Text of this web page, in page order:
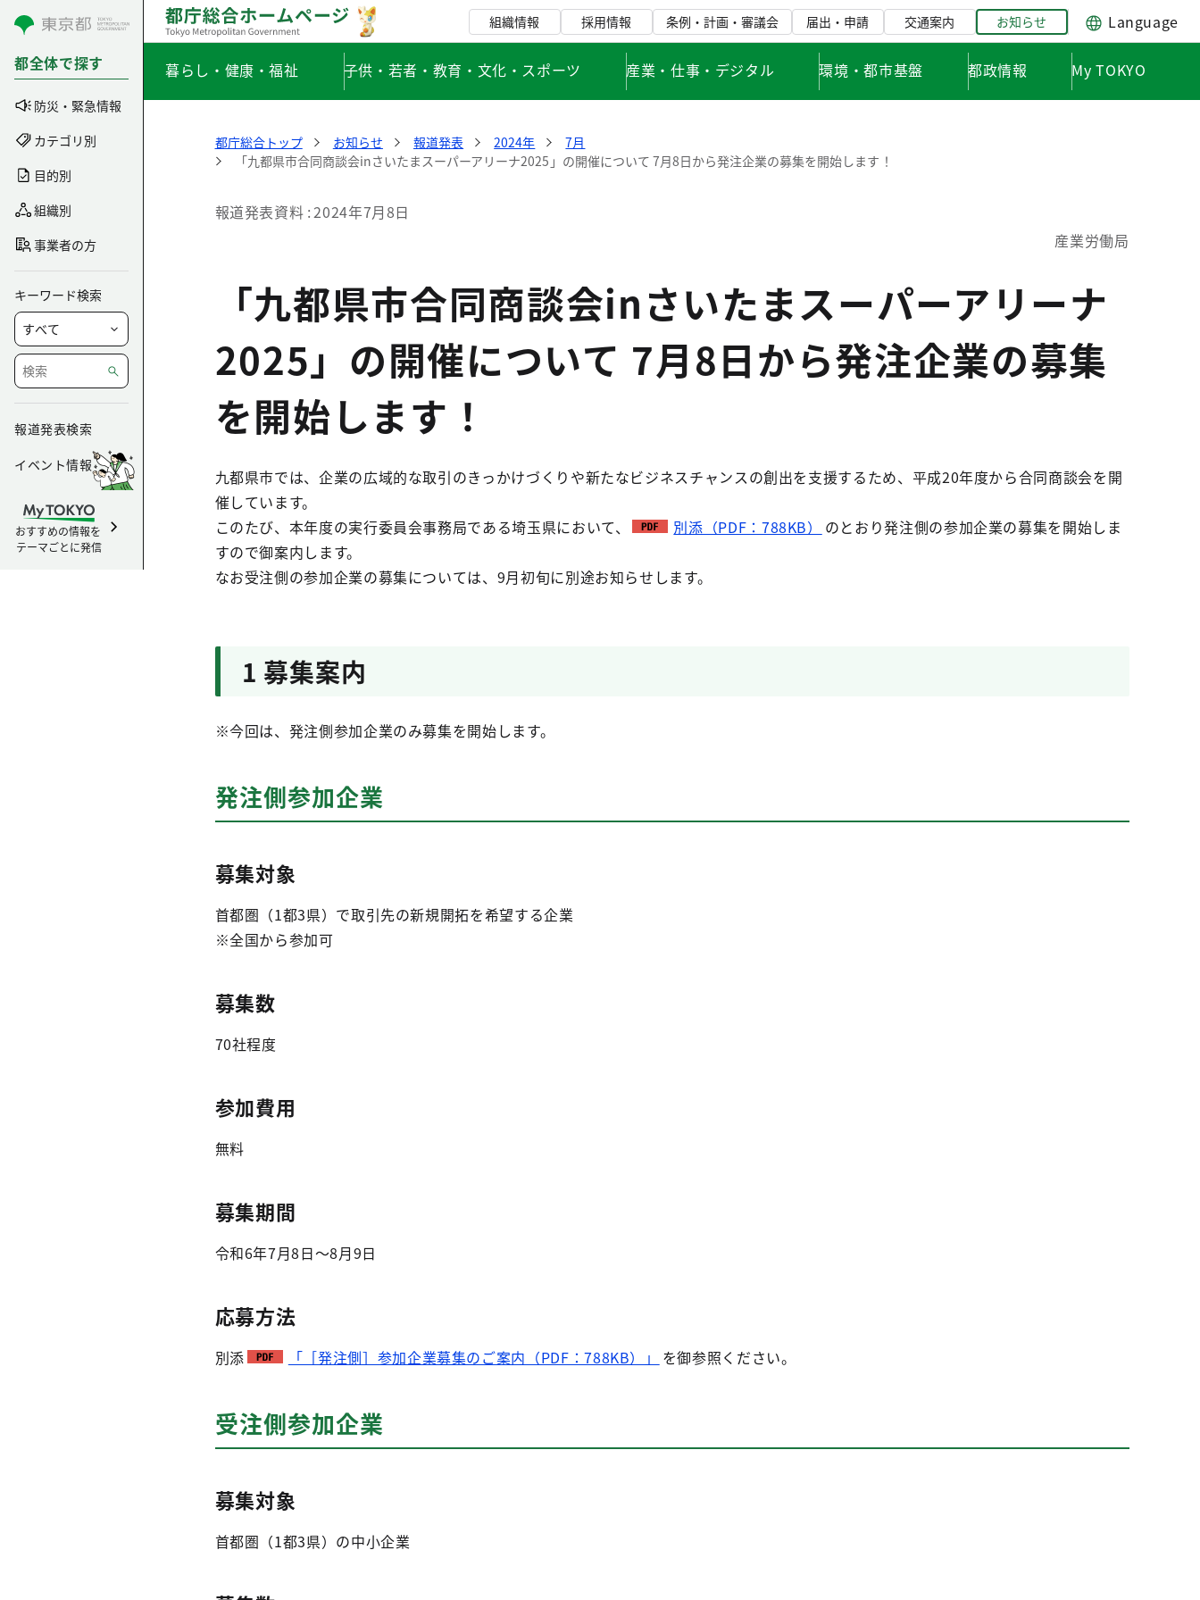
コンテンツにスキップ
都全体で探す
防災・緊急情報
カテゴリ別
目的別
組織別
事業者の方
キーワード検索
報道発表検索
イベント情報
おすすめの情報を
テーマごとに発信
組織情報 採用情報 条例・計画・審議会 届出・申請 交通案内 お知らせ Language
暮らし・健康・福祉 子供・若者・教育・文化・スポーツ 産業・仕事・デジタル 環境・都市基盤 都政情報 My TOKYO
都庁総合トップ お知らせ 報道発表 2024年
7月
「九都県市合同商談会inさいたまスーパーアリーナ2025」の開催について 7月8日から発注企業の募集を開始します！
報道発表資料 2024年7月8日
産業労働局
「九都県市合同商談会inさいたまスーパーアリーナ
2025」の開催について 7月8日から発注企業の募集
を開始します！
九都県市では、企業の広域的な取引のきっかけづくりや新たなビジネスチャンスの創出を支援するため、平成20年度から合同商談会を開
催しています。
このたび、本年度の実行委員会事務局である埼玉県において、
別添（PDF：788KB）
のとおり発注側の参加企業の募集を開始しま
すので御案内します。
なお受注側の参加企業の募集については、9月初旬に別途お知らせします。
1 募集案内
※今回は、発注側参加企業のみ募集を開始します。
発注側参加企業
募集対象
首都圏（1都3県）で取引先の新規開拓を希望する企業
※全国から参加可
募集数
70社程度
参加費用
無料
募集期間
令和6年7月8日～8月9日
応募方法
別添 「［発注側］参加企業募集のご案内（PDF：788KB）」 を御参照ください。
受注側参加企業
募集対象
首都圏（1都3県）の中小企業